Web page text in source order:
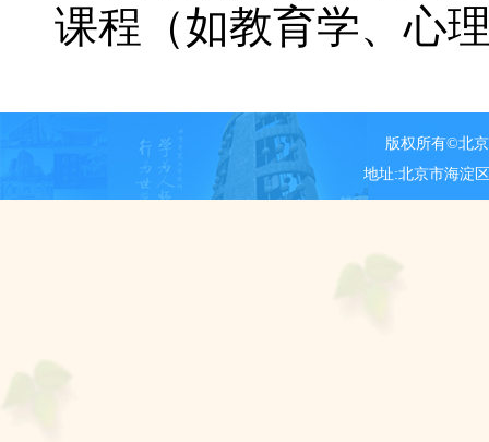
课程（如教育学、心
版权所有©北
地址:北京市海淀